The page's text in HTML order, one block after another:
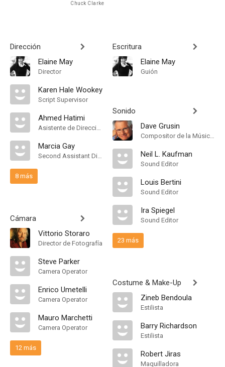
Chuck Clarke
Dirección
Elaine May
Director
Karen Hale Wookey
Script Supervisor
Ahmed Hatimi
Asistente de Dirección
Marcia Gay
Second Assistant Director
8 más
Cámara
Vittorio Storaro
Director de Fotografía
Steve Parker
Camera Operator
Enrico Umetelli
Camera Operator
Mauro Marchetti
Camera Operator
12 más
Escritura
Elaine May
Guión
Sonido
Dave Grusin
Compositor de la Música Original
Neil L. Kaufman
Sound Editor
Louis Bertini
Sound Editor
Ira Spiegel
Sound Editor
23 más
Costume & Make-Up
Zineb Bendoula
Estilista
Barry Richardson
Estilista
Robert Jiras
Maquilladora